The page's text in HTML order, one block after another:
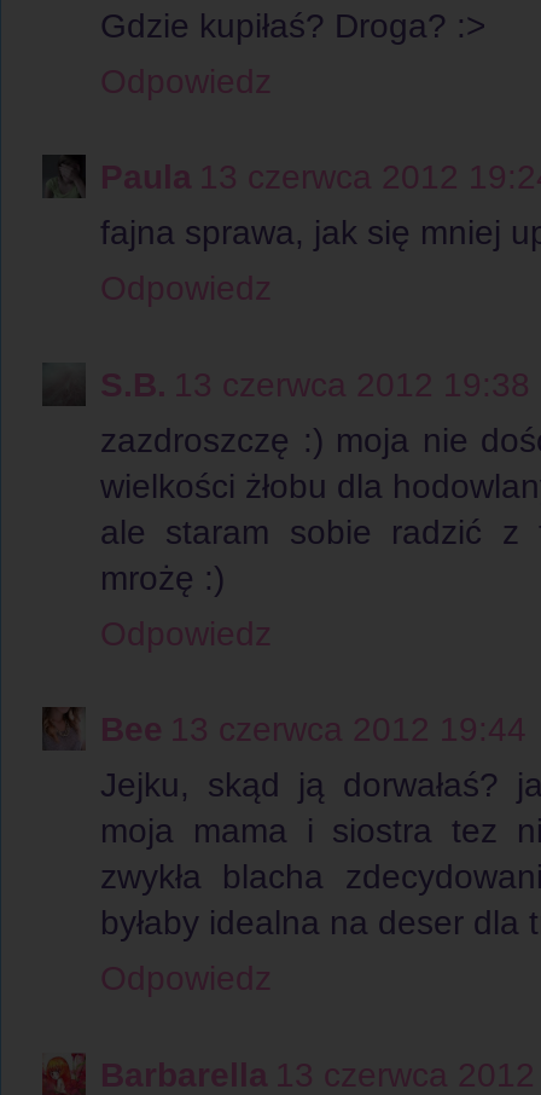
Gdzie kupiłaś? Droga? :>
Odpowiedz
Paula 13 czerwca 2012
fajna sprawa, jak się mniej
Odpowiedz
S.B. 13 czerwca 2012 19:38
zazdroszczę :) moja nie
wielkości żłobu dla
ale staram sobie radzić z
mrożę :)
Odpowiedz
Bee 13 czerwca 2012 19:44
Jejku, skąd ją dorwałaś?
moja mama i siostra tez
zwykła blacha
byłaby idealna na deser dla
Odpowiedz
Barbarella 13 czerwca